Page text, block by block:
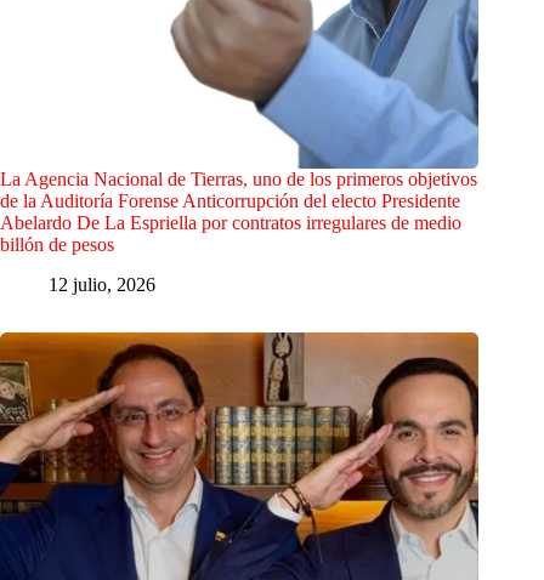
La Agencia Nacional de Tierras, uno de los primeros objetivos
de la Auditoría Forense Anticorrupción del electo Presidente
Abelardo De La Espriella por contratos irregulares de medio
billón de pesos
12 julio, 2026